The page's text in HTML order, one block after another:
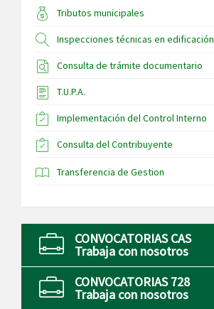
Tributos municipales
Inspecciones técnicas en edificación
Consulta de trámite documentario
T.U.P.A.
Implementación del Control Interno
Consulta del Contribuyente
Transferencia de Gestion
CONVOCATORIAS CAS
Trabaja con nosotros
CONVOCATORIAS 728
Trabaja con nosotros